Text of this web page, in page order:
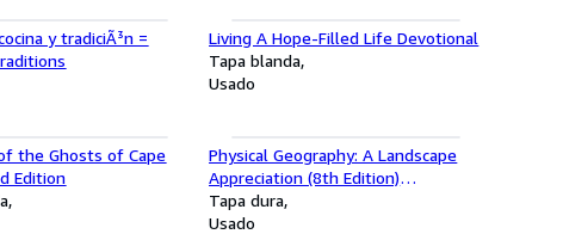
y tradiciÃ³n =
Living A Hope-Filled Life Devotional
Tapa blanda
Usado
the Ghosts of Cape
Edition
Physical Geography: A Landscape
Appreciation (8th Edition)
(Hardcover)
Tapa dura
Usado